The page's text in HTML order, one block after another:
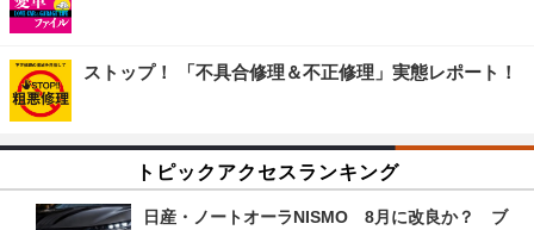
ストップ！ 「不具合修理＆不正修理」実態レポート！
トピックアクセスランキング
日産・ノートオーラNISMO 8月に改良か？ ブ